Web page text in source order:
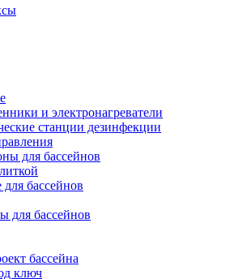
и электронагреватели
станции дезинфекции
для бассейнов
бассейнов
для бассейнов
бассейна
ключ